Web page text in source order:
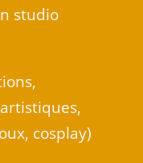
studio
cosplay)